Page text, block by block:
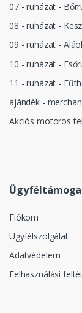
07 - ruházat -
08 - ruházat -
09 - ruházat -
10 - ruházat -
11 - ruházat -
ajándék -
Akciós motoros
Fiókom
Ügyfélszolgálat
Adatvédelem
Felhasználási